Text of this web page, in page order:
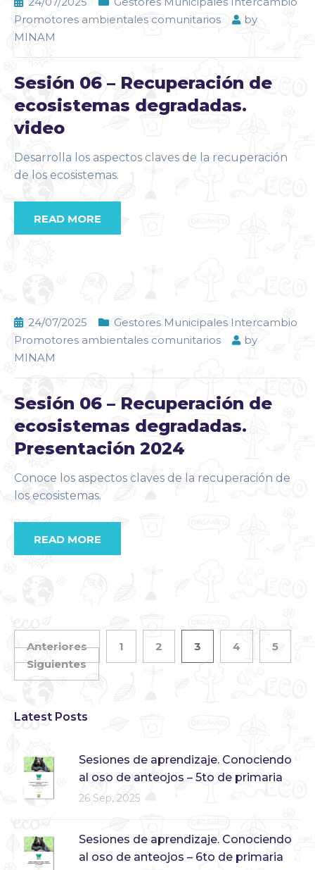
Promotores ambientales comunitarios
by
MINAM
Sesión 06 – Recuperación de
ecosistemas degradadas.
video
Desarrolla los aspectos claves de la recuperación
de los ecosistemas.
READ MORE
24/07/2025
Gestores Municipales Intercambio
Promotores ambientales comunitarios
by
MINAM
Sesión 06 – Recuperación de
ecosistemas degradadas.
Presentación 2024
Conoce los aspectos claves de la recuperación de
los ecosistemas.
READ MORE
Anteriores 1 2 3 4
5
Siguientes
Latest Posts
Sesiones de aprendizaje. Conociendo
al oso de anteojos – 5to de primaria
26 Sep, 2025
Sesiones de aprendizaje. Conociendo
al oso de anteojos – 6to de primaria